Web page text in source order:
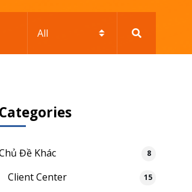
Categories
Đề Khác 8
Client Center 15